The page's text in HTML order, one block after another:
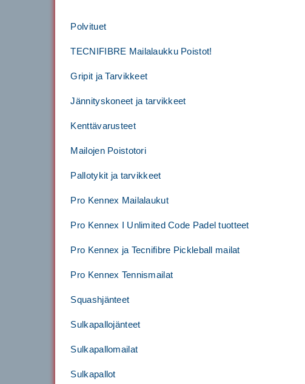
Polvituet
TECNIFIBRE Mailalaukku Poistot!
Gripit ja Tarvikkeet
Jännityskoneet ja tarvikkeet
Kenttävarusteet
Mailojen Poistotori
Pallotykit ja tarvikkeet
Pro Kennex Mailalaukut
Pro Kennex I Unlimited Code Padel tuotteet
Pro Kennex ja Tecnifibre Pickleball mailat
Pro Kennex Tennismailat
Squashjänteet
Sulkapallojänteet
Sulkapallomailat
Sulkapallot